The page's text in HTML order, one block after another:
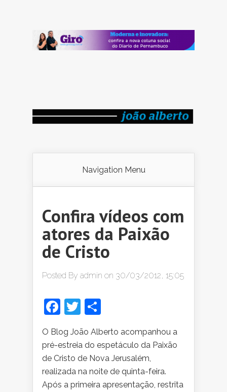
Navigation Menu
Confira vídeos com
atores da Paixão
de Cristo
Posted By admin on 30/03/2012, 15:05
Facebook
Twitter
O Blog João Alberto acompanhou a
pré-estreia do espetáculo da Paixão
de Cristo de Nova Jerusalém,
realizada na noite de quinta-feira.
Após a primeira apresentação, restrita